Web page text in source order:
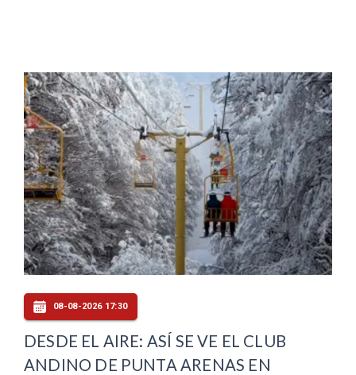
08-08-2026 17:30
DESDE EL AIRE: ASÍ SE VE EL CLUB
ANDINO DE PUNTA ARENAS EN